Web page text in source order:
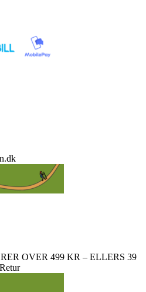
OVER 499 KR – ELLERS 39